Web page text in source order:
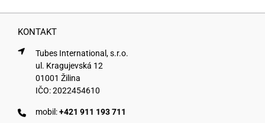
KONTAKT
Tubes International, s.r.o.
ul. Kragujevská 12
01001 Žilina
IČO: 2022454610
mobil:+421 911 193 711